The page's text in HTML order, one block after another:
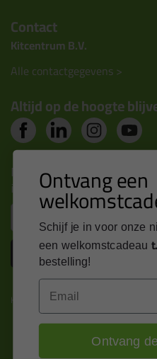
Contact
Kitcentrum B.V.
Alle contactgegevens >
Altijd op de hoogte
Nieuws, tips en exclusieve
inbox
Kitcentrum is trots op:
Ontvang een
Schijf je in voor onze
een welkomstcadeau
bestelling!
Email
Ontvang